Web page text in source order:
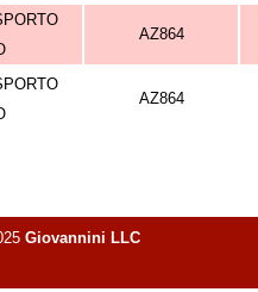
AZ864
AZ864
Giovannini LLC